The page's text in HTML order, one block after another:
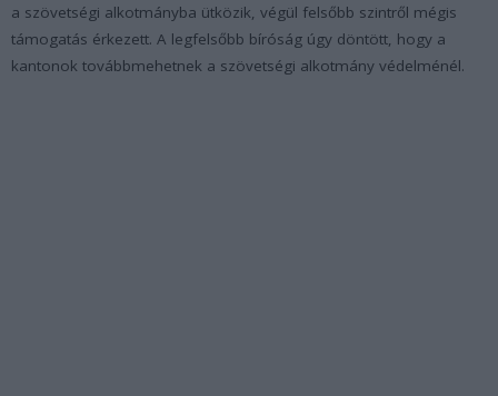
a szövetségi alkotmányba ütközik, végül felsőbb szintről mégis
támogatás érkezett. A legfelsőbb bíróság úgy döntött, hogy a
kantonok továbbmehetnek a szövetségi alkotmány védelménél.